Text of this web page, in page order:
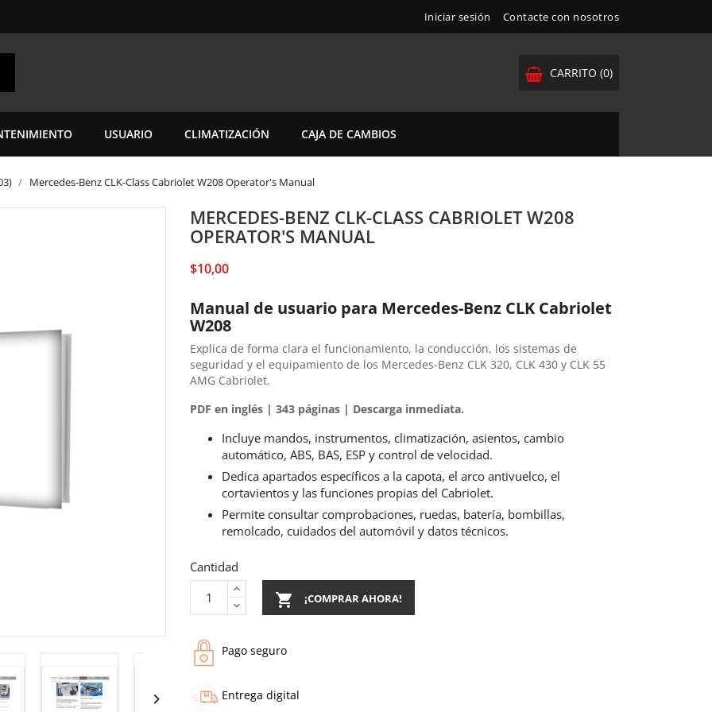
Iniciar sesión Contacte con nosotros
CARRITO (0)
USUARIO CLIMATIZACIÓN CAJA DE CAMBIOS
Mercedes-Benz CLK-Class Cabriolet W208 Operator's Manual

MERCEDES-BENZ CLK-CLASS CABRIOLET W208
OPERATOR'S MANUAL
$10,00
Manual de usuario para Mercedes-Benz CLK Cabriolet
W208
Explica de forma clara el funcionamiento, la conducción, los sistemas de
seguridad y el equipamiento de los Mercedes-Benz CLK 320, CLK 430 y CLK 55
AMG Cabriolet.
PDF en inglés | 343 páginas | Descarga inmediata.
Incluye mandos, instrumentos, climatización, asientos, cambio
automático, ABS, BAS, ESP y control de velocidad.
Dedica apartados específicos a la capota, el arco antivuelco, el
cortavientos y las funciones propias del Cabriolet.
Permite consultar comprobaciones, ruedas, batería, bombillas,
remolcado, cuidados del automóvil y datos técnicos.
Cantidad
 ¡COMPRAR AHORA!
Pago seguro
Entrega digital